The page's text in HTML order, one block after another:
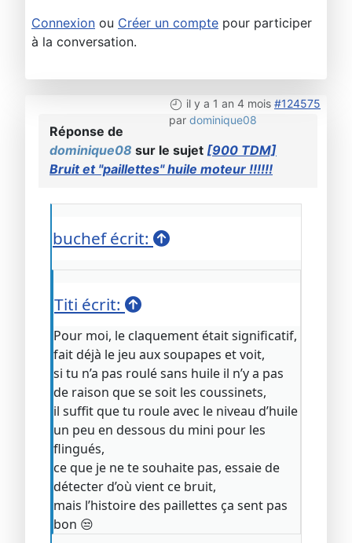
Connexion ou Créer un compte pour participer
à la conversation.
il y a 1 an 4 mois #124575
par dominique08
Réponse de
dominique08 sur le sujet [900 TDM]
Bruit et "paillettes" huile moteur !!!!!!
buchef écrit:
Titi écrit:
Pour moi, le claquement était significatif,
fait déjà le jeu aux soupapes et voit,
si tu n’a pas roulé sans huile il n’y a pas
de raison que se soit les coussinets,
il suffit que tu roule avec le niveau d’huile
un peu en dessous du mini pour les
flingués,
ce que je ne te souhaite pas, essaie de
détecter d’où vient ce bruit,
mais l’histoire des paillettes ça sent pas
bon 😒